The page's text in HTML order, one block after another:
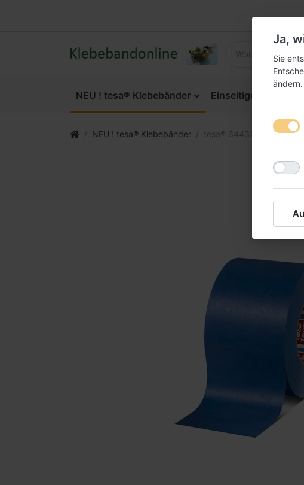
NEU ! tesa® Klebebänder Einseitige
NEU ! tesa® Klebebänder tesa® 64432 Flachkrepp
Ja,
Sie